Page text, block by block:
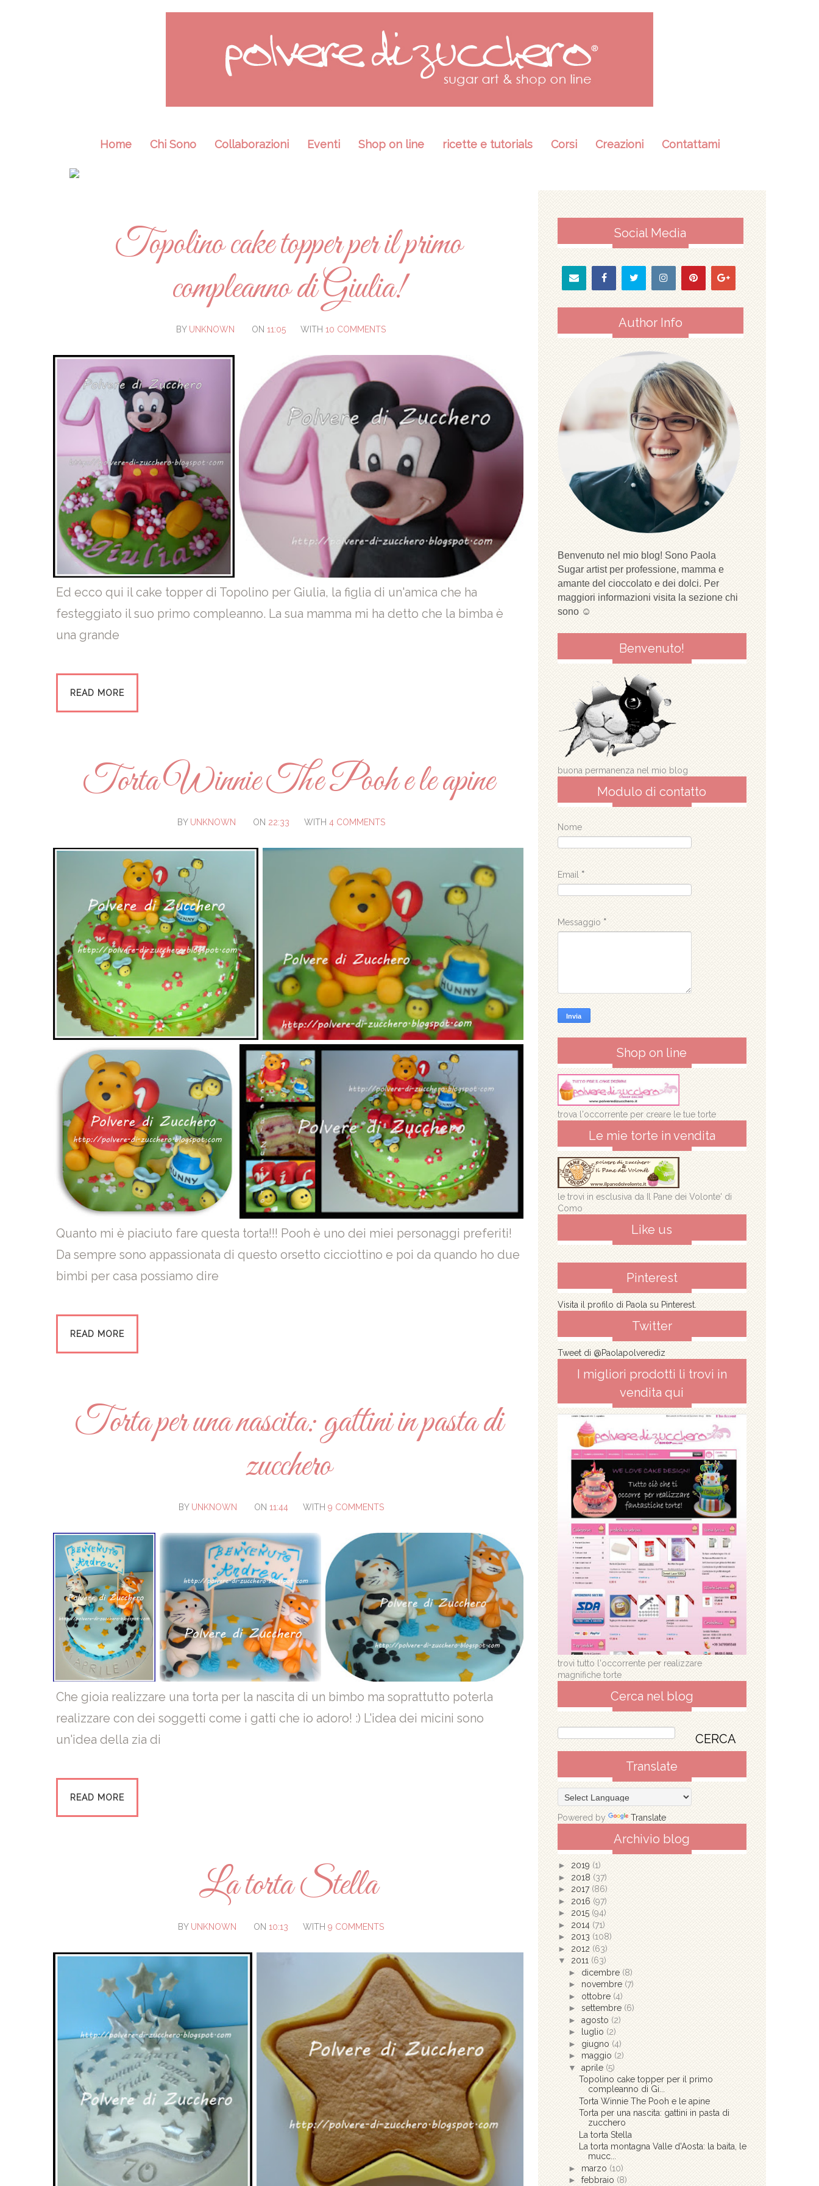
Home Chi Sono Collaborazioni Eventi Shop on line ricette e tutorials Corsi Creazioni Contattami
Topolino cake topper per il primo
compleanno di Giulia!
BY UNKNOWN ON 11:05 WITH 10 COMMENTS
Ed ecco qui il cake topper di Topolino per Giulia, la figlia di un'amica che ha
festeggiato il suo primo compleanno. La sua mamma mi ha detto che la bimba è
una grande
READ MORE
Torta Winnie The Pooh e le apine
BY UNKNOWN ON 22:33 WITH 4 COMMENTS
Quanto mi è piaciuto fare questa torta!!! Pooh è uno dei miei personaggi preferiti!
Da sempre sono appassionata di questo orsetto cicciottino e poi da quando ho due
bimbi per casa possiamo dire
READ MORE
Torta per una nascita: gattini in pasta di
zucchero
BY UNKNOWN ON 11:44 WITH 9 COMMENTS
Che gioia realizzare una torta per la nascita di un bimbo ma soprattutto poterla
realizzare con dei soggetti come i gatti che io adoro! :) L'idea dei micini sono
un'idea della zia di
READ MORE
La torta Stella
BY UNKNOWN ON 10:13 WITH 9 COMMENTS
Social Media
Author Info
Benvenuto nel mio blog! Sono Paola
Sugar artist per professione, mamma e
amante del cioccolato e dei dolci. Per
maggiori informazioni visita la sezione chi
sono ☺
Benvenuto!
buona permanenza nel mio blog
Modulo di contatto
Nome
Email *
Messaggio *
Shop on line
trova l'occorrente per creare le tue torte
Le mie torte in vendita
le trovi in esclusiva da Il Pane dei Volonte' di
Como
Like us
Pinterest
Visita il profilo di Paola su Pinterest.
Twitter
Tweet di @Paolapolverediz
I migliori prodotti li trovi in
vendita qui
trovi tutto l'occorrente per realizzare
magnifiche torte
Cerca nel blog
Translate
Powered by Translate
Archivio blog
► 2019 (1)
► 2018 (37)
► 2017 (86)
► 2016 (97)
► 2015 (94)
► 2014 (71)
► 2013 (108)
► 2012 (63)
▼ 2011 (63)
► dicembre (8)
► novembre (7)
► ottobre (4)
► settembre (6)
► agosto (2)
►
luglio (2)
► giugno (4)
► maggio (2)
▼ aprile (5)
Topolino cake topper per il primo
compleanno di Gi...
Torta Winnie The Pooh e le apine
Torta per una nascita: gattini in pasta di
zucchero
La torta Stella
La torta montagna Valle d'Aosta: la baita, le
mucc...
► marzo (10)
► febbraio (8)